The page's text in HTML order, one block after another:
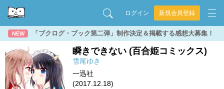
ログイン 新規会員登録
NEW 「ブクログ・ブック第二弾」制作決定＆掲載する感想大募集！
瞬きできない (百合姫コミックス)
雪尾ゆき
一迅社
(2017.12.18)